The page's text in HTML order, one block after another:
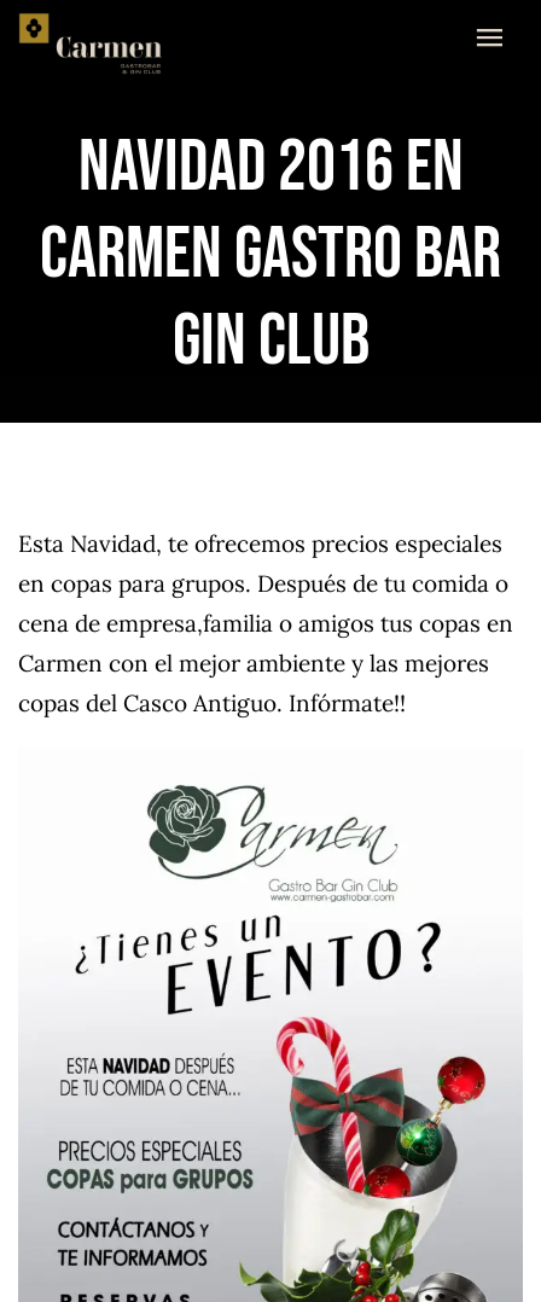
Skip
NAVIDAD 2016 EN
CARMEN GASTRO BAR
GIN CLUB
Esta Navidad, te ofrecemos precios especiales
en copas para grupos. Después de tu comida o
cena de empresa,familia o amigos tus copas en
Carmen con el mejor ambiente y las mejores
copas del Casco Antiguo. Infórmate!!